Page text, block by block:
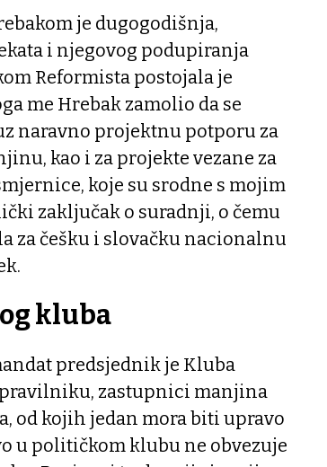
je dugogodišnja,
i njegovog podupiranja
Reformista postojala je
me Hrebak zamolio da se
naravno projektnu potporu za
kao i za projekte vezane za
koje su srodne s mojim
zaključak o suradnji, o čemu
za češku i slovačku nacionalnu
kluba
predsjednik je Kluba
zastupnici manjina
od kojih jedan mora biti upravo
u političkom klubu ne obvezuje